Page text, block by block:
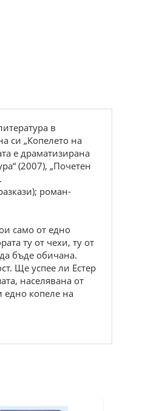
в
си „Копелето на
е драматизирана
(2007), „Почетен
роман-
само от едно
ту от чехи, ту от
бъде обичана.
Ще успее ли Естер
населявана от
едно копеле на